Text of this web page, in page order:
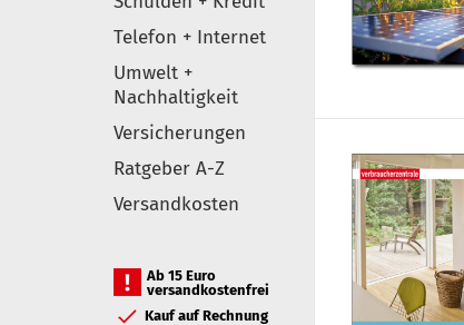
Telefon + Internet
Umwelt +
Nachhaltigkeit
Versicherungen
Ratgeber A-Z
Versandkosten
Ab 15 Euro
versandkostenfrei
Kauf auf Rechnung